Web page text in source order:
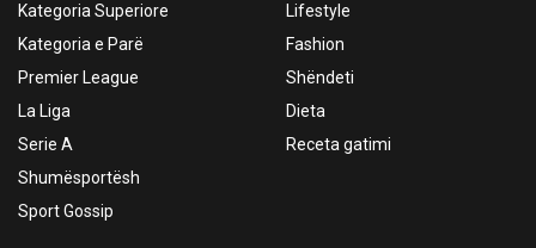
Kategoria Superiore
Kategoria e Parë
Premier League
La Liga
Serie A
Shumësportësh
Sport Gossip
Lifestyle
Fashion
Shëndeti
Dieta
Receta gatimi